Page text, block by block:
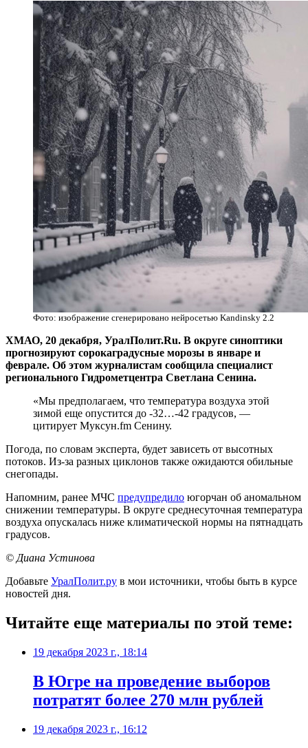
Фото: изображение сгенерировано нейросетью Kandinsky 2.2
ХМАО, 20 декабря, УралПолит.Ru. В округе синоптики
прогнозируют сорокаградусные морозы в январе и
феврале. Об этом журналистам сообщила специалист
регионального Гидрометцентра Светлана Сенина.
«Мы предполагаем, что температура воздуха этой
зимой еще опустится до -32…-42 градусов, —
цитирует Муксун.fm Сенину.
Погода, по словам эксперта, будет зависеть от высотных
потоков. Из-за разных циклонов также ожидаются обильные
снегопады.
Напомним, ранее МЧС предупредило югорчан об аномальном
снижении температуры. В округе среднесуточная температура
воздуха опускалась ниже климатической нормы на пятнадцать
градусов.
© Диана Устинова
Добавьте УралПолит.ру в мои источники, чтобы быть в курсе
новостей дня.
Читайте еще материалы по этой теме:
19 декабря 2023 г., 18:14
В Югре на проведение выборов
потратят более 270 млн рублей
19 декабря 2023 г., 16:12